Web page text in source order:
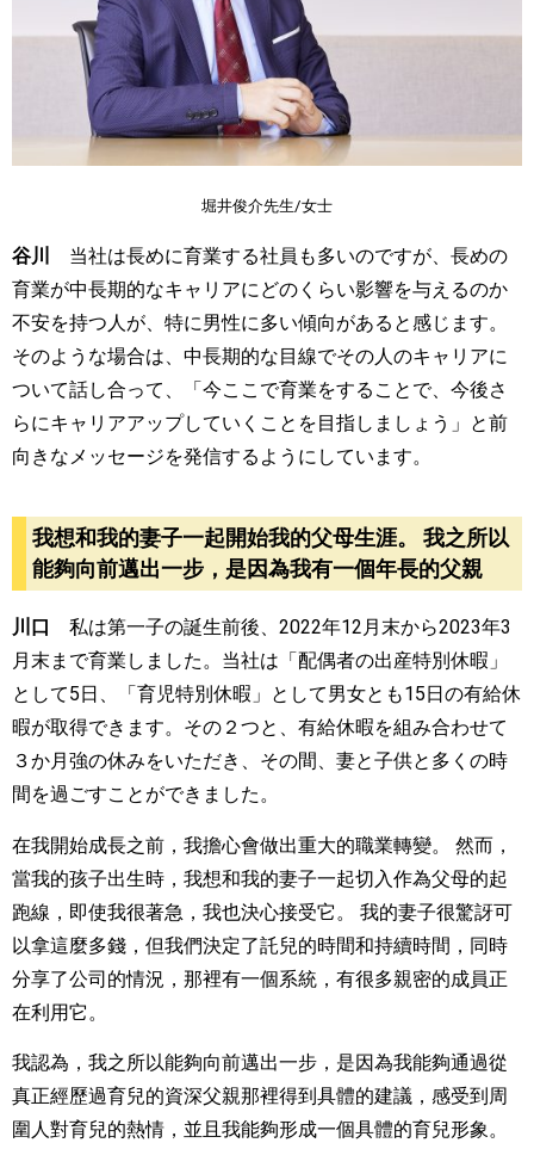
堀井俊介先生/女士
谷川
当社は長めに育業する社員も多いのですが、長めの
育業が中長期的なキャリアにどのくらい影響を与えるのか
不安を持つ人が、特に男性に多い傾向があると感じます。
そのような場合は、中長期的な目線でその人のキャリアに
ついて話し合って、「今ここで育業をすることで、今後さ
らにキャリアアップしていくことを目指しましょう」と前
向きなメッセージを発信するようにしています。
我想和我的妻子一起開始我的父母生涯。 我之所以
能夠向前邁出一步，是因為我有一個年長的父親
川口 私は第一子の誕生前後、 2022年12月末から2023年3
月末まで育業しました。当社は「配偶者の出産特別休暇」
として5 日、「育児特別休暇」として男女とも15 日の有給休
暇が取得できます。その２つと、有給休暇を組み合わせて
３か月強の休みをいただき、その間、妻と子供と多くの時
間を過ごすことができました。
在我開始成長之前，我擔心會做出重大的職業轉變。 然而，
當我的孩子出生時，我想和我的妻子一起切入作為父母的起
跑線，即使我很著急，我也決心接受它。 我的妻子很驚訝可
以拿這麼多錢，但我們決定了託兒的時間和持續時間，同時
分享了公司的情況，那裡有一個系統，有很多親密的成員正
在利用它。
我認為，我之所以能夠向前邁出一步，是因為我能夠通過從
真正經歷過育兒的資深父親那裡得到具體的建議，感受到周
圍人對育兒的熱情，並且我能夠形成一個具體的育兒形象。